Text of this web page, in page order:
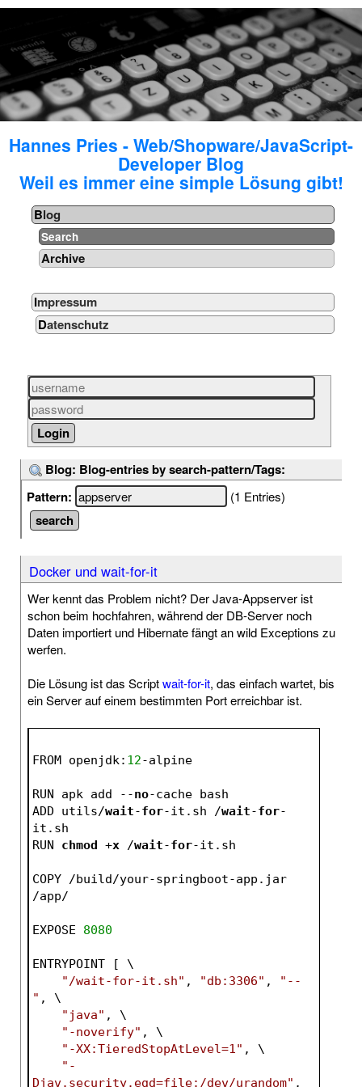
Hannes Pries - Web/Shopware/JavaScript-
Developer Blog
Weil es immer eine simple Lösung gibt!
Blog
Search
Archive
Impressum
Datenschutz
Blog: Blog-entries by search-pattern/Tags:
Pattern:
(1 Entries)
Docker und wait-for-it
Wer kennt das Problem nicht? Der Java-Appserver ist
schon beim hochfahren, während der DB-Server noch
Daten importiert und Hibernate fängt an wild Exceptions zu
werfen.
Die Lösung ist das Scriptwait-for-it, das einfach wartet, bis
ein Server auf einem bestimmten Port erreichbar ist.
FROM openjdk: 12-alpine
RUN apk add --no-cache bash
ADD utils/wait-for-it.sh /wait-for-
it.sh
RUN chmod +x /wait-for-it.sh
COPY /build/your-springboot-app.jar
/app/
EXPOSE 8080
ENTRYPOINT [ \
"/wait-for-it.sh" , "db:3306" ,
"--
" , \
"java" , \
"-noverify" , \
"-XX:TieredStopAtLevel=1" , \
"-
Djav.security.egd=file:/dev/urandom" ,